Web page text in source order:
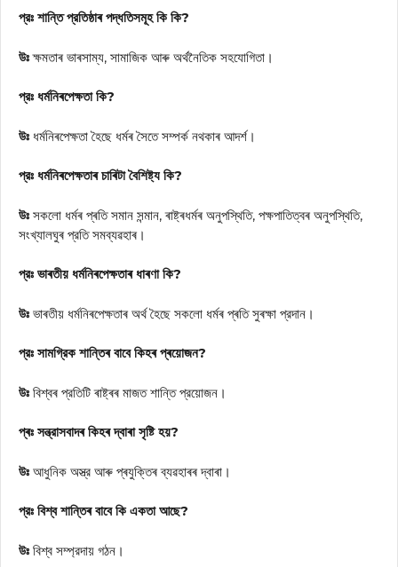
প্রঃ শান্তি প্রতিষ্ঠাৰ পদ্ধতিসমূহ কি কি?
উঃক্ষমতাৰ ভাৰসাম্য, সামাজিক আৰু অর্থনৈতিক সহযোগিতা।
প্রঃ ধৰ্মনিৰপেক্ষতা কি?
উঃ ধৰ্মনিৰপেক্ষতা হৈছে ধৰ্মৰ সৈতে সম্পর্ক নথকাৰ আদৰ্শ।
প্রঃ ধৰ্মনিৰপেক্ষতাৰ চাৰিটা বৈশিষ্ট্য কি?
উঃ সকলো ধৰ্মৰ প্ৰতি সমান সন্মান, ৰাষ্ট্ৰধৰ্মৰ অনুপস্থিতি, পক্ষপাতিত্বৰ অনুপস্থিতি,
সংখ্যালঘুৰ প্রতি সমব্যৱহাৰ।
প্রঃ ভাৰতীয় ধৰ্মনিৰপেক্ষতাৰ ধাৰণা কি?
উঃ ভাৰতীয় ধৰ্মনিৰপেক্ষতাৰ অৰ্থ হৈছে সকলো ধৰ্মৰ প্ৰতি সুৰক্ষা প্রদান।
প্রঃ সামগ্রিক শান্তিৰ বাবে কিহৰ প্ৰয়োজন?
উঃ বিশ্বৰ প্রতিটি ৰাষ্ট্ৰৰ মাজত শান্তি প্রয়োজন।
প্ৰঃ সন্ত্রাসবাদৰ কিহৰ দ্বাৰা সৃষ্টি হয়?
উঃ আধুনিক অস্ত্র আৰু প্ৰযুক্তিৰ ব্যৱহাৰৰ দ্বাৰা।
প্রঃ বিশ্ব শান্তিৰ বাবে কি একতা আছে?
উঃ বিশ্ব সম্প্রদায় গঠন।